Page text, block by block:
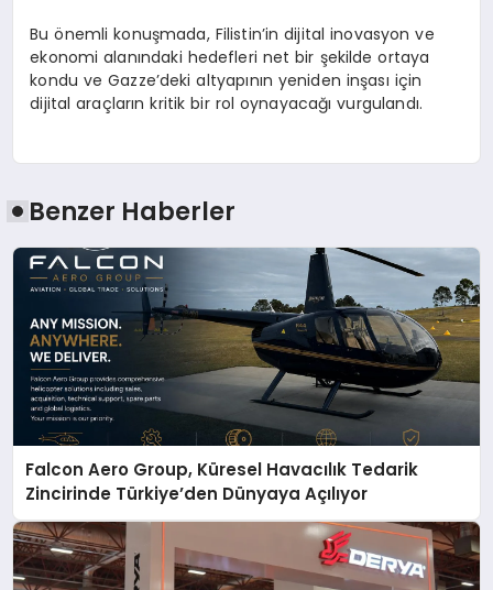
Bu önemli konuşmada, Filistin’in dijital inovasyon ve
ekonomi alanındaki hedefleri net bir şekilde ortaya
kondu ve Gazze’deki altyapının yeniden inşası için
dijital araçların kritik bir rol oynayacağı vurgulandı.
Benzer Haberler
Falcon Aero Group, Küresel Havacılık Tedarik
Zincirinde Türkiye’den Dünyaya Açılıyor